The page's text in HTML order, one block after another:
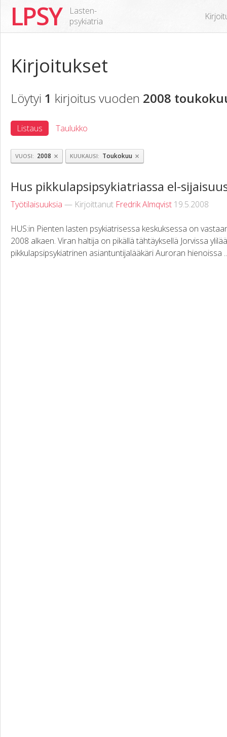
LPSY
Lasten-
psykiatria
Kirjoitukset
Löytyi 1 kirjoitus vuoden 2008
Listaus Taulukko
VUOSI 2008 × KUUKAUSI Toukokuu ×
Hus pikkulapsipsykiatriassa el-
Työtilaisuuksia — Kirjoittanut Fredrik Almqvist 19.5.2008
HUS:in Pienten lasten psykiatrisessa keskuksessa on
2008 alkaen. Viran haltija on pikällä tähtäyksellä Jorvissa
pikkulapsipsykiatrinen asiantuntijalääkäri Auroran hienoissa